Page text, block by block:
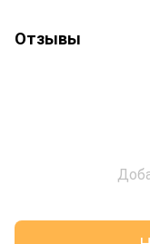
Отзывы